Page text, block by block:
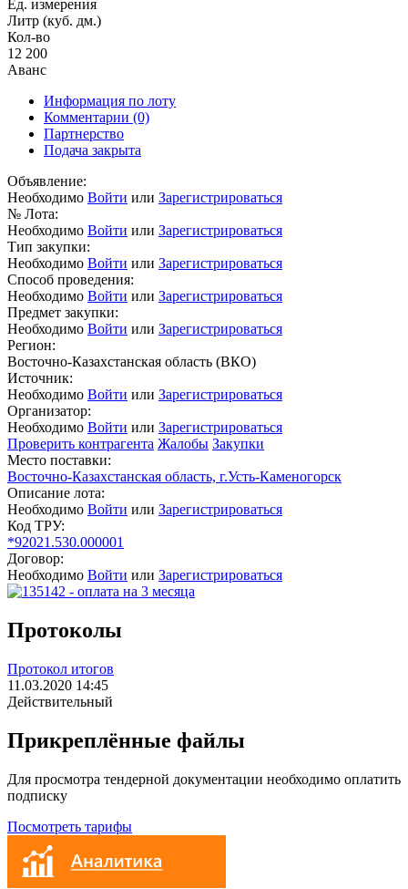
Ед. измерения
Литр (куб. дм.)
Кол-во
12 200
Аванс
Информация по лоту
Комментарии (0)
Партнерство
Подача закрыта
Объявление:
Необходимо Войти или Зарегистрироваться
№ Лота:
Необходимо Войти или Зарегистрироваться
Тип закупки:
Необходимо Войти или Зарегистрироваться
Способ проведения:
Необходимо Войти или Зарегистрироваться
Предмет закупки:
Необходимо Войти или Зарегистрироваться
Регион:
Восточно-Казахстанская область (ВКО)
Источник:
Необходимо Войти или Зарегистрироваться
Организатор:
Необходимо Войти или Зарегистрироваться
Проверить контрагента Жалобы Закупки
Место поставки:
Восточно-Казахстанская область, г.Усть-Каменогорск
Описание лота:
Необходимо Войти или Зарегистрироваться
Код ТРУ:
*92021.530.000001
Договор:
Необходимо Войти или Зарегистрироваться
Протоколы
Протокол итогов
11.03.2020 14:45
Действительный
Прикреплённые файлы
Для просмотра тендерной документации необходимо оплатить
подписку
Посмотреть тарифы